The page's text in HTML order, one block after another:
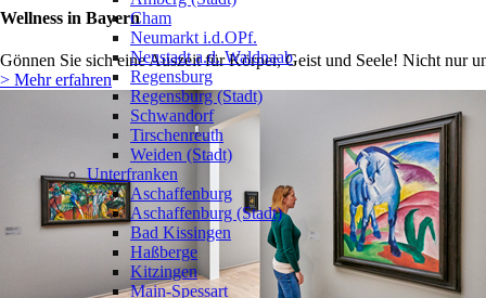
Wellness in Bayern
Gönnen Sie sich eine Auszeit für Körper, Geist und Seele! Nicht nur
> Mehr erfahren
Cham
Neumarkt i.d.OPf.
Neustadt a.d. Waldnaab
Regensburg
Regensburg (Stadt)
Schwandorf
Tirschenreuth
Weiden (Stadt)
Unterfranken
Aschaffenburg
Aschaffenburg (Stadt)
Bad Kissingen
Haßberge
Kitzingen
Main-Spessart